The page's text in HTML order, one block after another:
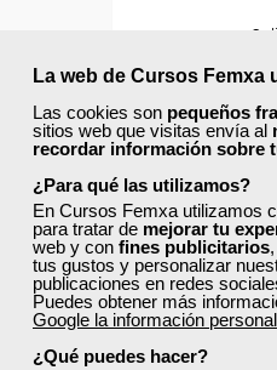
La web de Cursos Femxa
Las cookies son pequeños
sitios web que visitas envía al
recordar información sobre
¿Para qué las utilizamos?
En Cursos Femxa utilizamos
para tratar de mejorar tu
web y con fines publicitarios
tus gustos y personalizar
publicaciones en redes
Puedes obtener más
Google la información personal
¿Qué puedes hacer?
0
Descuentos